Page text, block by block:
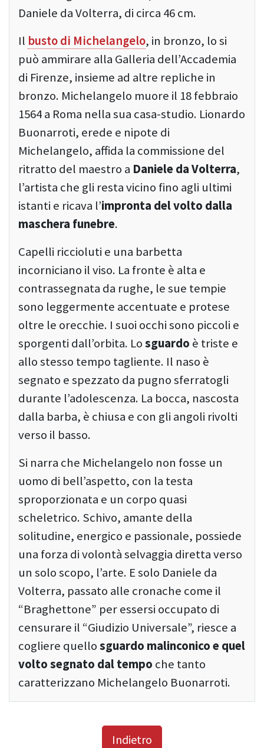
Daniele da Volterra, di circa 46 cm.
Il busto di Michelangelo, in bronzo, lo si
può ammirare alla Galleria dell’Accademia
di Firenze, insieme ad altre repliche in
bronzo. Michelangelo muore il 18 febbraio
1564 a Roma nella sua casa-studio. Lionardo
Buonarroti, erede e nipote di
Michelangelo, affida la commissione del
ritratto del maestro a Daniele da Volterra,
l’artista che gli resta vicino fino agli ultimi
istanti e ricava l’impronta del volto dalla
maschera funebre.
Capelli riccioluti e una barbetta
incorniciano il viso. La fronte è alta e
contrassegnata da rughe, le sue tempie
sono leggermente accentuate e protese
oltre le orecchie. I suoi occhi sono piccoli e
sporgenti dall’orbita. Losguardo è triste e
allo stesso tempo tagliente. Il naso è
segnato e spezzato da pugno sferratogli
durante l’adolescenza. La bocca, nascosta
dalla barba, è chiusa e con gli angoli rivolti
verso il basso.
Si narra che Michelangelo non fosse un
uomo di bell’aspetto, con la testa
sproporzionata e un corpo quasi
scheletrico. Schivo, amante della
solitudine, energico e passionale, possiede
una forza di volontà selvaggia diretta verso
un solo scopo, l’arte. E solo Daniele da
Volterra, passato alle cronache come il
“Braghettone” per essersi occupato di
censurare il “Giudizio Universale”, riesce a
cogliere quellosguardo malinconico e quel
volto segnato dal tempo che tanto
caratterizzano Michelangelo Buonarroti.
Indietro